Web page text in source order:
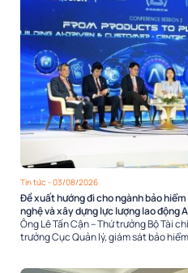
Tin tức - 03/08/2026
Đề xuất hướng đi cho ngành bảo
nghệ và xây dựng lực lượng lao động
Ông Lê Tấn Cận – Thứ trưởng Bộ Tài
trưởng Cục Quản lý, giám sát bảo